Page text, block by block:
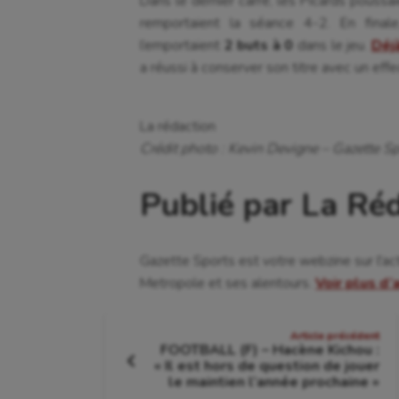
remportaient la séance 4-2. En
l’emportaient 2 buts à 0 dans le jeu.
a réussi à conserver son titre avec un
La rédaction
Crédit photo : Kevin Devigne – Gazette
Publié par La
Gazette Sports est votre webzine sur
Metropole et ses alentours. Voir plus
deArticle
précédent
Article précédent
FOOTBALL (F) – Hacène Kichou :
« Il est hors de question de jouer
le maintien l’année prochaine »